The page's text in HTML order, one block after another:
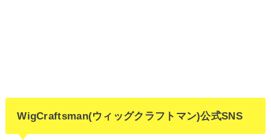
WigCraftsman(ウィッグクラフトマン)公式SNS